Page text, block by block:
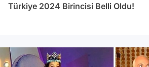
Türkiye 2024 Birincisi Belli Oldu!